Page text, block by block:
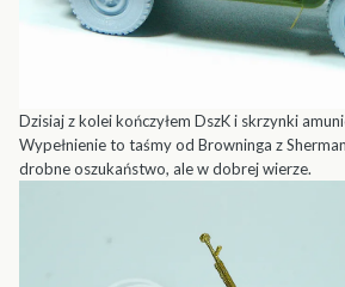
Dzisiaj z kolei kończyłem DszK i skrzynki
Wypełnienie to taśmy od Browninga z
drobne oszukaństwo, ale w dobrej wierze.